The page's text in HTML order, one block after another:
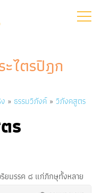
ไตรปิฎก
ธรรมวิภังค์ วิภังคสูตร
ร
ยมรรค ๘ แก่ภิกษุทั้งหลาย